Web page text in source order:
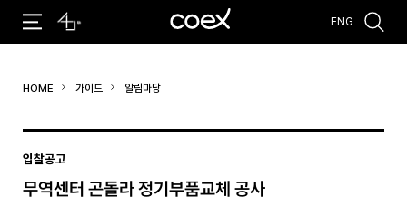
#코엑스 전시 #행사
ENG
HOME 가이드 알림마당
입찰공고
무역센터 곤돌라 정기부품교체 공사